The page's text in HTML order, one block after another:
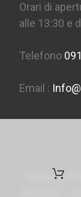
Orari di
alle 13:30 e
Telefono
Email :
Enoteca
Palermo -